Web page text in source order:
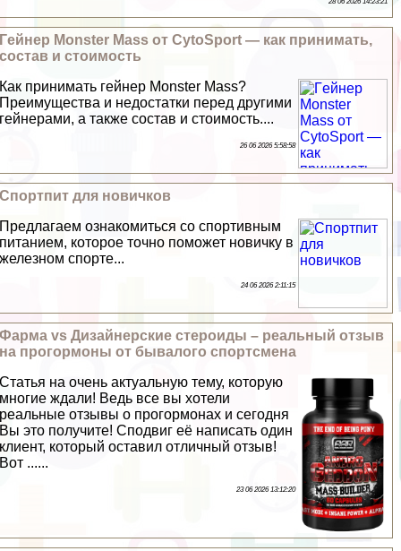
Гeйнер Monster Mass от CytoSport — как принимать,
состав и стоимость
Как принимать гeйнер Monster Mass?
Преимущества и недостатки перед другими
гeйнерами, а также состав и стоимость....
26 06 2026 5:58:58
Спортпит для новичков
Предлагаем ознакомиться со спортивным
питанием, которое точно поможет новичку в
железном спорте...
24 06 2026 2:11:15
Фарма vs Дизайнерские стероиды – реальный отзыв
на прогормоны от бывалого спортсмена
Статья на очень актуальную тему, которую
многие ждали! Ведь все вы хотели
реальные отзывы о прогормонах и сегодня
Вы это получите! Сподвиг её написать один
клиент, который оставил отличный отзыв!
Вот ......
23 06 2026 13:12:20